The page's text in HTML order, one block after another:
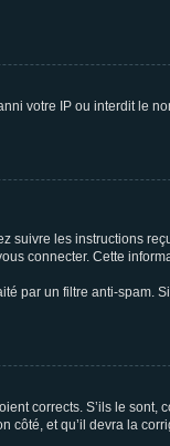
votre IP ou interdit le
suivre les instructions
connecter. Cette
par un filtre anti-spam.
corrects. S’ils le
côté, et qu’il devra la